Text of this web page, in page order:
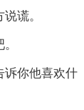
谎。
诉你他喜欢什